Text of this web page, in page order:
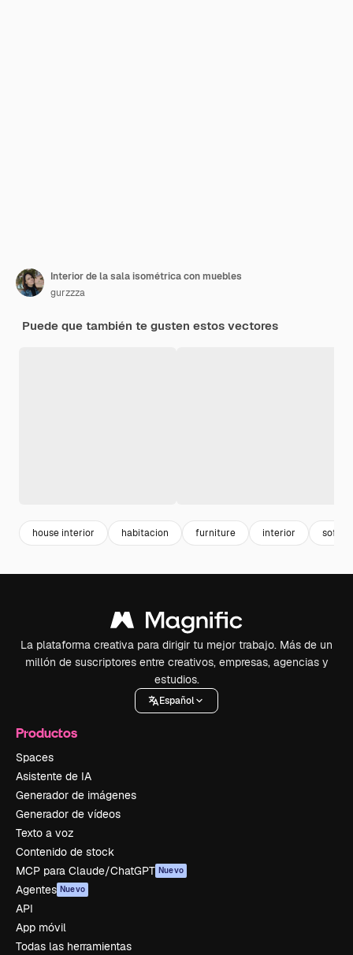
Interior de la sala isométrica con muebles
gurzzza
Puede que también te gusten estos vectores
house interior habitacion furniture interior sofa
La plataforma creativa para dirigir tu mejor trabajo. Más de un
millón de suscriptores entre creativos, empresas, agencias y
estudios.
Español
Productos
Spaces
Asistente de IA
Generador de imágenes
Generador de vídeos
Texto a voz
Contenido de stock
MCP para Claude/ChatGPT Nuevo
Agentes Nuevo
API
App móvil
Todas las herramientas